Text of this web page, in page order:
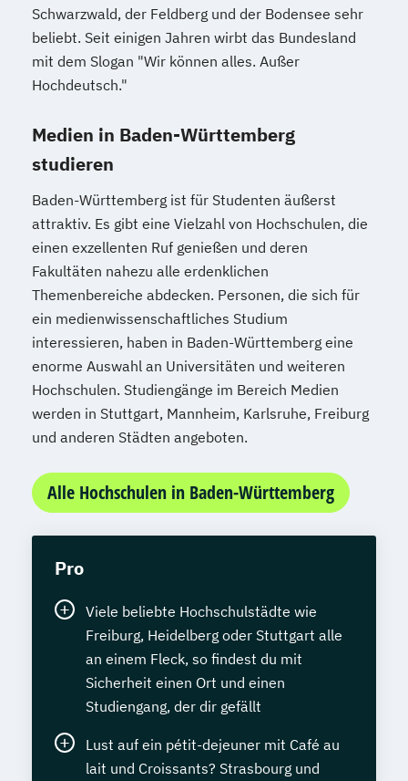
Schwarzwald, der Feldberg und der Bodensee sehr
beliebt. Seit einigen Jahren wirbt das Bundesland
mit dem Slogan "Wir können alles. Außer
Hochdeutsch."
Medien in Baden-Württemberg
studieren
Baden-Württemberg ist für Studenten äußerst
attraktiv. Es gibt eine Vielzahl von Hochschulen, die
einen exzellenten Ruf genießen und deren
Fakultäten nahezu alle erdenklichen
Themenbereiche abdecken. Personen, die sich für
ein medienwissenschaftliches Studium
interessieren, haben in Baden-Württemberg eine
enorme Auswahl an Universitäten und weiteren
Hochschulen. Studiengänge im Bereich Medien
werden in Stuttgart, Mannheim, Karlsruhe, Freiburg
und anderen Städten angeboten.
Alle Hochschulen in Baden-Württemberg
Pro
Viele beliebte Hochschulstädte wie
Freiburg, Heidelberg oder Stuttgart alle
an einem Fleck, so findest du mit
Sicherheit einen Ort und einen
Studiengang, der dir gefällt
Lust auf ein pétit-dejeuner mit Café au
lait und Croissants? Strasbourg und